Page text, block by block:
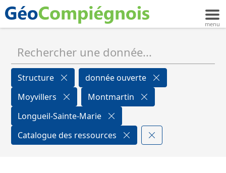
Structure
donnée ouverte
Moyvillers
Montmartin
Longueil-Sainte-Marie
Catalogue des ressources